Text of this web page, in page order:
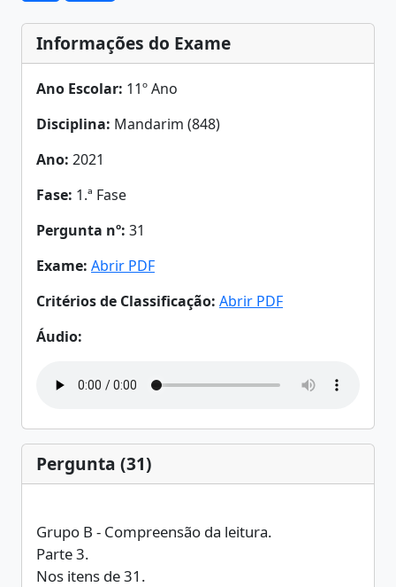
Informações do Exame
Ano Escolar: 11º Ano
Disciplina: Mandarim (848)
Ano: 2021
Fase: 1.ª Fase
Pergunta nº: 31
Exame: Abrir PDF
Critérios de Classificação: Abrir PDF
Áudio:
Pergunta (31)
Grupo B - Compreensão da leitura.
Parte 3.
Nos itens de 31.